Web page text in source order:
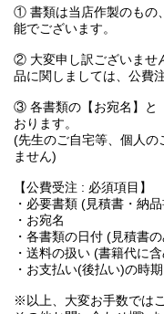
① 書類は当店作製のもの
能でございます。
② 大変申し訳ございませ
品に関しましては、公費
③ 各書類の【お宛名】と
おります。
(先生のご自宅等、個人の
ません)
【公費受注 : 必須項目】
・必要書類 (見積書・納
・お宛名
・各書類の日付 (見積書
・送料の扱い (書籍代に
・お支払い(後払い)の時期
※以上、大変お手数では